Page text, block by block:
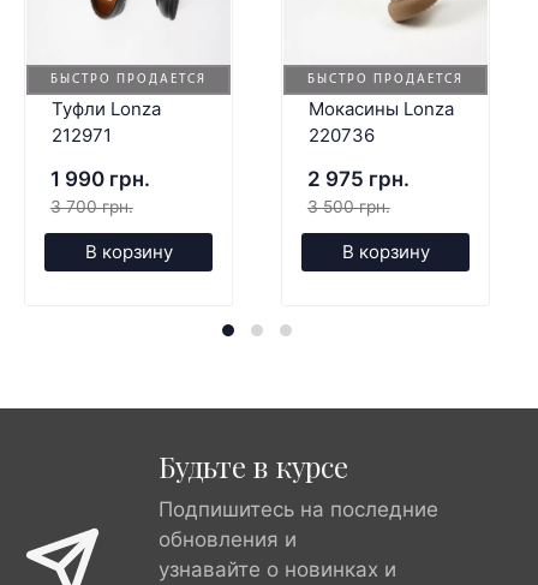
БЫСТРО ПРОДАЕТСЯ
Туфли Lonza
212971
1 990 грн.
3 700 грн.
В корзину
БЫСТРО ПРОДАЕТСЯ
Мокасины Lonza
220736
2 975 грн.
3 500 грн.
В корзину
Будьте в курсе
Подпишитесь на последние
обновления и
узнавайте о новинках и